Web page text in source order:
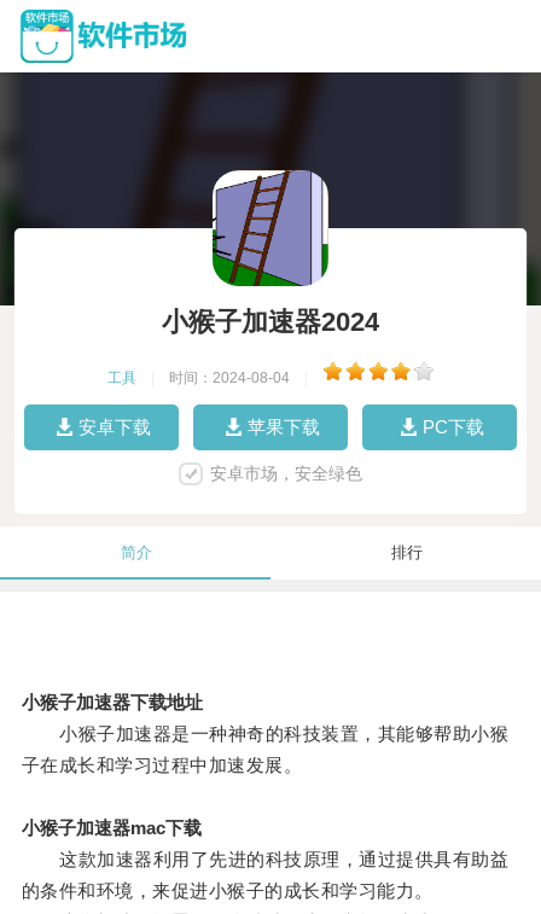
小猴子加速器2024
工具 时间：2024-08-04
安卓下载 苹果下载 PC下载
安卓市场，安全绿色
简介 排行
小猴子加速器下载地址
小猴子加速器是一种神奇的科技装置，其能够帮助小猴
子在成长和学习过程中加速发展。
小猴子加速器mac下载
这款加速器利用了先进的科技原理，通过提供具有助益
的条件和环境，来促进小猴子的成长和学习能力。